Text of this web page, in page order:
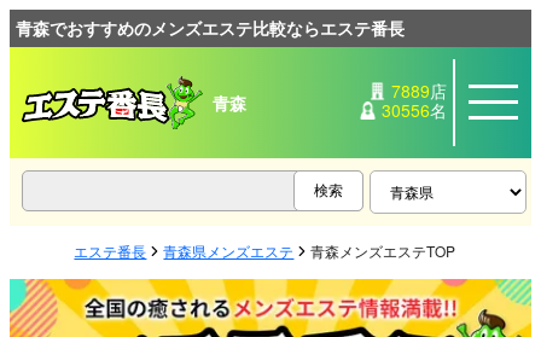
青森でおすすめのメンズエステ比較ならエステ番長
青森 7889店
30556名
エステ番長 青森県メンズエステ 青森メンズエステTOP